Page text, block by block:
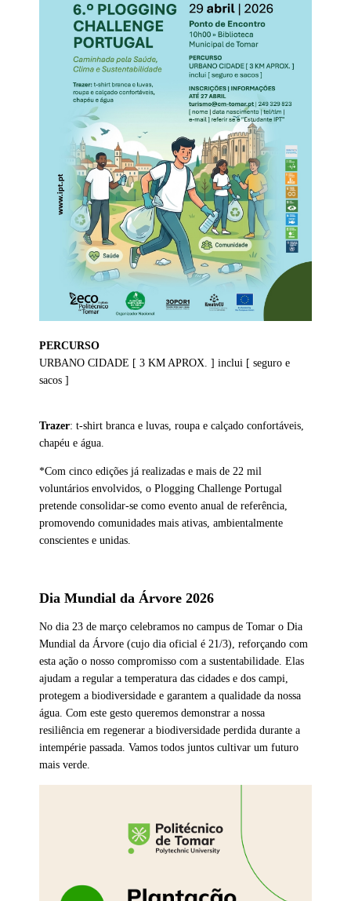
PERCURSO
URBANO CIDADE [ 3 KM APROX. ] inclui [ seguro e
sacos ]
Trazer: t-shirt branca e luvas, roupa e calçado confortáveis,
chapéu e água.
*Com cinco edições já realizadas e mais de 22 mil
voluntários envolvidos, o Plogging Challenge Portugal
pretende consolidar-se como evento anual de referência,
promovendo comunidades mais ativas, ambientalmente
conscientes e unidas.
Dia Mundial da Árvore 2026
No dia 23 de março celebramos no campus de Tomar o Dia
Mundial da Árvore (cujo dia oficial é 21/3), reforçando com
esta ação o nosso compromisso com a sustentabilidade. Elas
ajudam a regular a temperatura das cidades e dos campi,
protegem a biodiversidade e garantem a qualidade da nossa
água. Com este gesto queremos demonstrar a nossa
resiliência em regenerar a biodiversidade perdida durante a
intempérie passada. Vamos todos juntos cultivar um futuro
mais verde.